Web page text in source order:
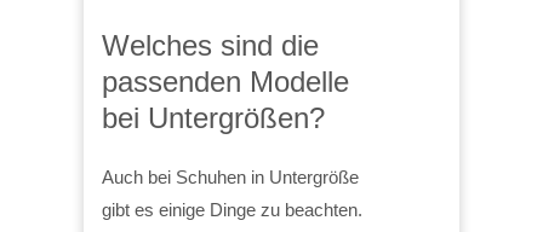
Welches sind die
passenden Modelle
bei Untergrößen?
Auch bei Schuhen in Untergröße
gibt es einige Dinge zu beachten.